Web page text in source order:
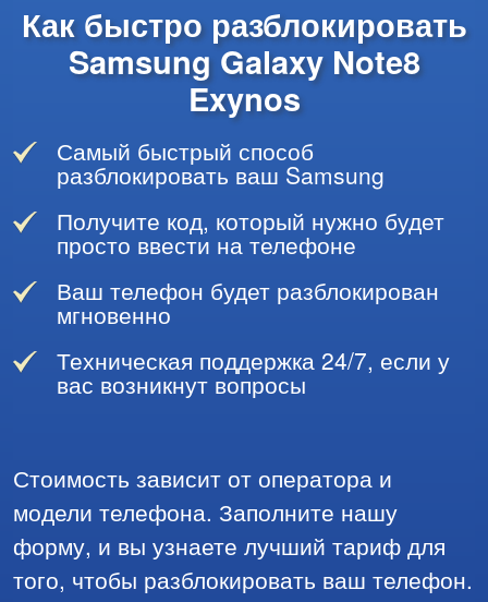
Как быстро разблокировать
Samsung Galaxy Note8
Exynos
Самый быстрый способ
разблокировать ваш Samsung
Получите код, который нужно будет
просто ввести на телефоне
Ваш телефон будет разблокирован
мгновенно
Техническая поддержка 24/7, если у
вас возникнут вопросы
Стоимость зависит от оператора и
модели телефона. Заполните нашу
форму, и вы узнаете лучший тариф для
того, чтобы разблокировать ваш телефон.